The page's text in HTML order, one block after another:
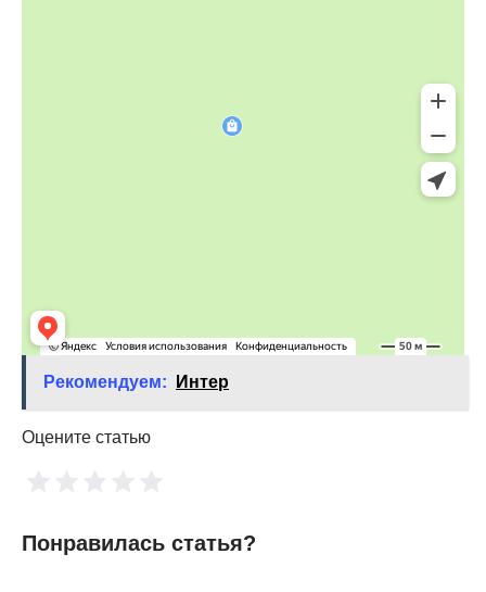
Рекомендуем: Интер
Оцените статью
Понравилась статья?